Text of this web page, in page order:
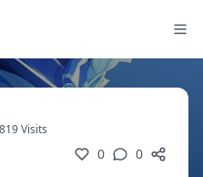
Visits
0 0